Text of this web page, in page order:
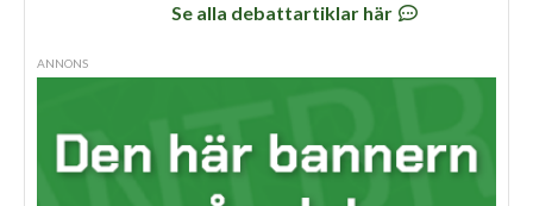
Se alla debattartiklar här
ANNONS